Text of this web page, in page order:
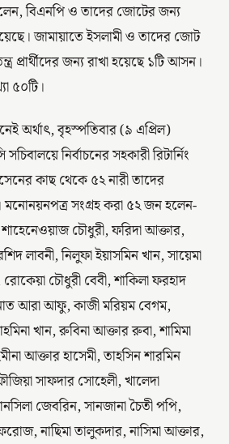
বিএনপি ও তাদের জোটের জন্য
জামায়াতে ইসলামী ও তাদের জোট
প্রার্থীদের জন্য রাখা হয়েছে ১টি আসন।
৫০টি।
অর্থাৎ, বৃহস্পতিবার (৯ এপ্রিল)
নির্বাচনের সহকারী রিটার্নিং
কাছ থেকে ৫২ নারী তাদের
সংগ্রহ করা ৫২ জন হলেন-
চৌধুরী, ফরিদা আক্তার,
লাবনী, নিলুফা ইয়াসমিন খান, সায়েমা
চৌধুরী বেবী, শাকিলা ফরহাদ
আরা আফু, কাজী মরিয়ম বেগম,
খান, রুবিনা আক্তার রুবা, শামিমা
আক্তার হাসেমী, তাহসিন শারমিন
সাফদার সোহেলী, খালেদা
জেবরিন, সানজানা চৈতী পপি,
নাছিমা তালুকদার, নাসিমা আক্তার,